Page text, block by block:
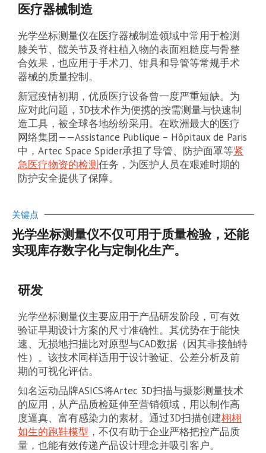
医疗器械制造
光学坐标测量仪在医疗器械制造领域中常用于检测
膝关节、髋关节及脊柱植入物的表面粗糙度与骨整
合效果，也应用于手术刀、钳具和导管等常规手术
器械的质量控制。
新冠疫情初期，优质医疗设备曾一度严重短缺。为
应对此问题，3D技术作为便携的按需测量与快速制
造工具，被全球各地纷纷采用。在欧洲最大的医疗
网络集团——Assistance Publique – Hôpitaux de Paris
中，Artec Space Spider承担了导管、防护面罩等紧
急医疗物资的检测任务，为医护人员在艰难时期的
防护安全提供了保障。
关键点
光学坐标测量仪不仅可用于质量检验，还能
实现库存数字化与定制化生产。
研发
光学坐标测量仪主要应用于产品研发阶段，可有效
验证早期设计方案的尺寸准确性。其优势在于能快
速、无损地扫描比对原型与CAD数据（因其非接触特
性）。该技术同样适用于设计验证、公差分析及前
期的可视化评估。
知名运动品牌ASICS将Artec 3D扫描与摄影测量技术
的应用，从产品质检延伸至营销领域，用以制作高
度逼真、富有感染力的素材。通过3D扫描创建栩栩
如生的跑鞋模型 ，不仅有助于企业严格把控产品质
量，也能有效传递产品设计理念并吸引客户。